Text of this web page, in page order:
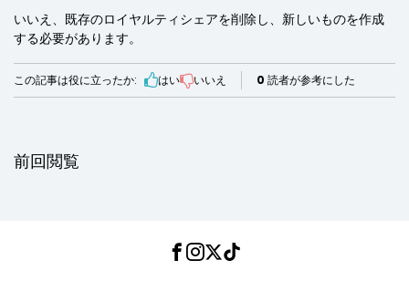
いいえ、既存のロイヤルティシェアを削除し、新しいものを作成
する必要があります。
この記事は役に立ったか: はい いいえ 0 読者が参考にした
前回閲覧
Facebook
Instagram
Twitter
TikTok